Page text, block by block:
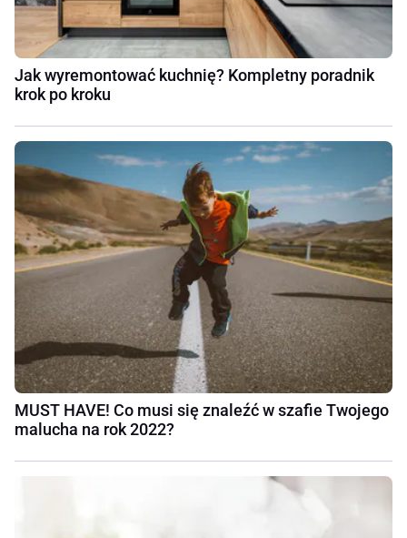
Jak wyremontować kuchnię? Kompletny poradnik
krok po kroku
MUST HAVE! Co musi się znaleźć w szafie Twojego
malucha na rok 2022?